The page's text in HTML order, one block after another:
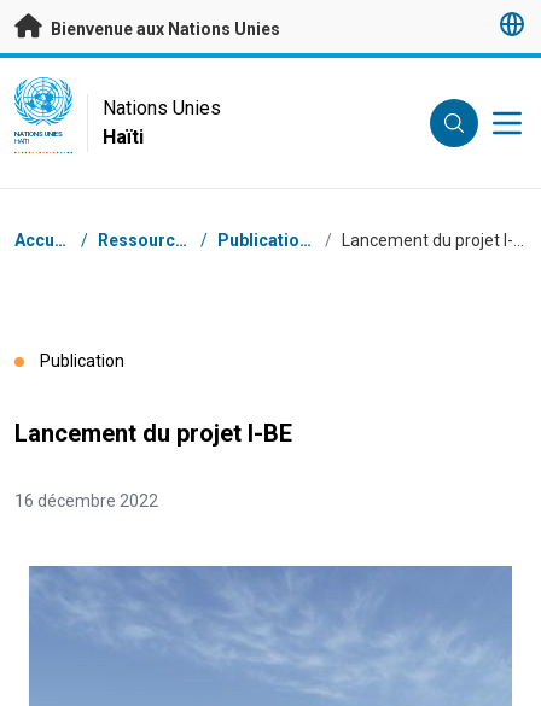
Passer au contenu principal
Bienvenue aux Nations Unies
UN Logo
NATIONS UNIES
HAÏTI
Nations Unies
Haïti
Fil d'Ariane
Accueil / Ressources / Publications /
Publication
Lancement du projet I-BE
16 décembre 2022